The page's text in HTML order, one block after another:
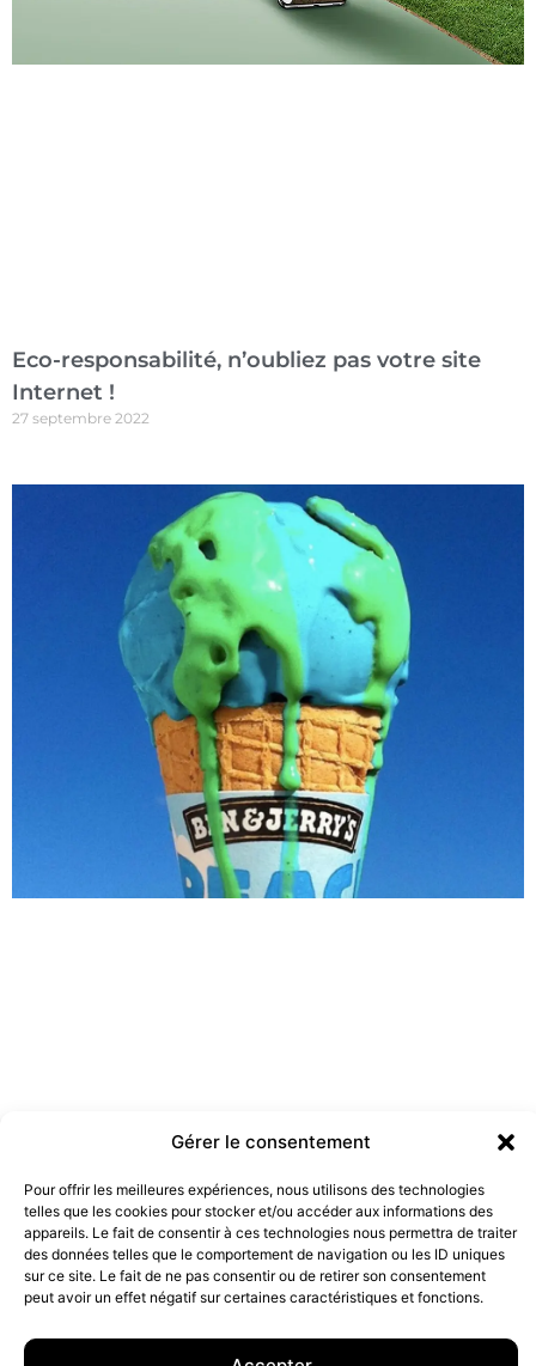
Gérer le consentement
Pour offrir les meilleures expériences, nous utilisons des technologies
telles que les cookies pour stocker et/ou accéder aux informations des
appareils. Le fait de consentir à ces technologies nous permettra de traiter
des données telles que le comportement de navigation ou les ID uniques
sur ce site. Le fait de ne pas consentir ou de retirer son consentement
peut avoir un effet négatif sur certaines caractéristiques et fonctions.
Eco-responsabilité, n’oubliez pas votre site
Internet !
27 septembre 2022
Les marques doivent-elles être engagées ?
19 juillet 2022
10 rue Charlot, 75003 Paris. Contact : +33(0)6 63 07 98 26 ou
Mentions légales–Données Personnelles